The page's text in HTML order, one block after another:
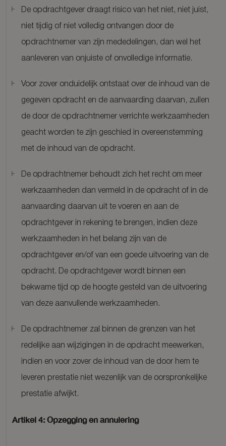
De opdrachtgever draagt risico van het niet, niet juist,
niet tijdig of niet volledig ontvangen door de
opdrachtnemer van zijn mededelingen, dan wel het
aanleveren van onjuiste of onvolledige informatie.
Voor zover onduidelijk ontstaat over de inhoud van de
gegeven opdracht en de aanvaarding daarvan, zullen
de door de opdrachtnemer verrichte werkzaamheden
geacht worden te zijn geschied in overeenstemming
met de inhoud van de opdracht.
De opdrachtnemer behoudt zich het recht om meer
werkzaamheden dan vermeld in de opdracht of in de
aanvaarding daarvan uit te voeren en aan de
opdrachtgever in rekening te brengen, indien deze
werkzaamheden in het belang zijn van de
opdrachtgever en/of van een goede uitvoering van de
opdracht. De opdrachtgever wordt binnen een
bekwame tijd op de hoogte gesteld van de uitvoering
van deze aanvullende werkzaamheden.
De opdrachtnemer zal binnen de grenzen van het
redelijke aan wijzigingen in de opdracht meewerken,
indien en voor zover de inhoud van de door hem te
leveren prestatie niet wezenlijk van de oorspronkelijke
prestatie afwijkt.
Artikel 4: Opzegging en annulering